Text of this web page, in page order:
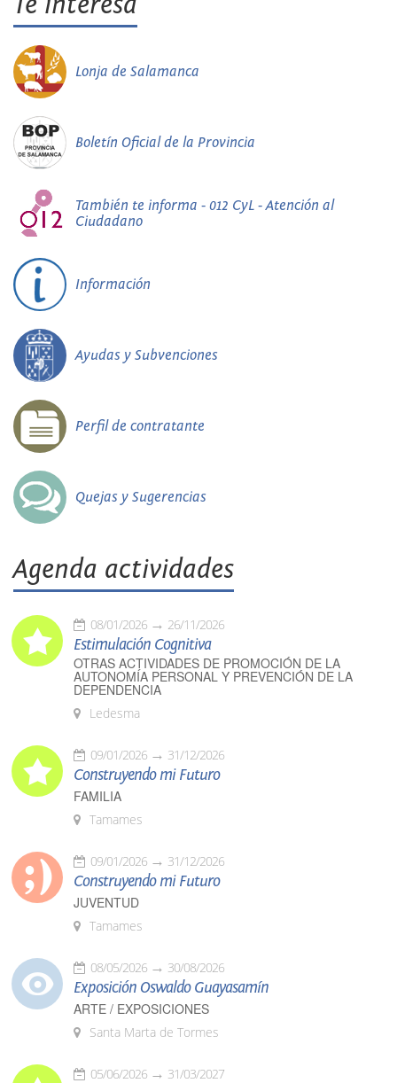
Lonja de Salamanca
Boletín Oficial de la Provincia
También te informa - 012 CyL - Atención al
Ciudadano
Información
Ayudas y Subvenciones
Perfil de contratante
Quejas y Sugerencias
Agenda actividades
08/01/2026 26/11/2026
Estimulación Cognitiva
OTRAS ACTIVIDADES DE PROMOCIÓN DE LA
AUTONOMÍA PERSONAL Y PREVENCIÓN DE LA
DEPENDENCIA
Ledesma
09/01/2026 31/12/2026
Construyendo mi Futuro
FAMILIA
Tamames
09/01/2026 31/12/2026
Construyendo mi Futuro
JUVENTUD
Tamames
08/05/2026 30/08/2026
Exposición Oswaldo Guayasamín
ARTE / EXPOSICIONES
Santa Marta de Tormes
05/06/2026 31/03/2027